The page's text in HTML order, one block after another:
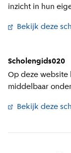
inzicht in hun
Bekijk deze
Scholengids020
Op deze website
middelbaar
Bekijk deze